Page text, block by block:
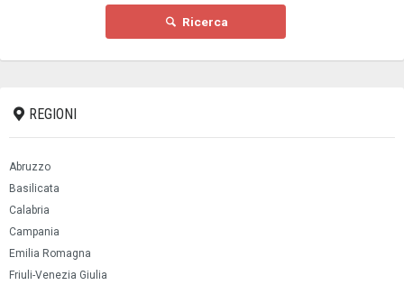
Ricerca
REGIONI
Abruzzo
Basilicata
Calabria
Campania
Emilia Romagna
Friuli-Venezia Giulia